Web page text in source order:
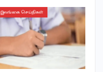
இலங்கை செய்திகள்